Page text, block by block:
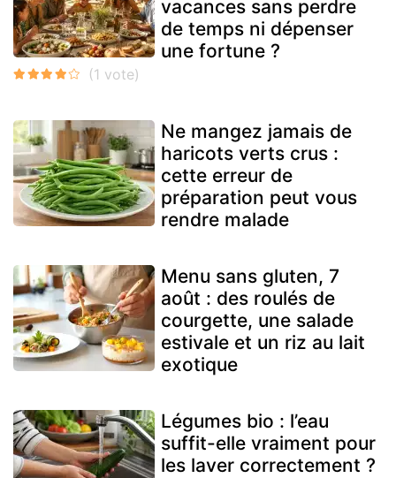
vacances sans perdre
de temps ni dépenser
une fortune ?
Ne mangez jamais de
haricots verts crus :
cette erreur de
préparation peut vous
rendre malade
Menu sans gluten, 7
août : des roulés de
courgette, une salade
estivale et un riz au lait
exotique
Légumes bio : l’eau
suffit-elle vraiment pour
les laver correctement ?